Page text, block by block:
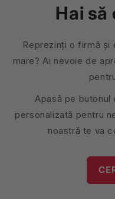
Hai să
Reprezinți o firmă și
mare? Ai nevoie de
Apasă pe
personalizată pentru
noastră te va